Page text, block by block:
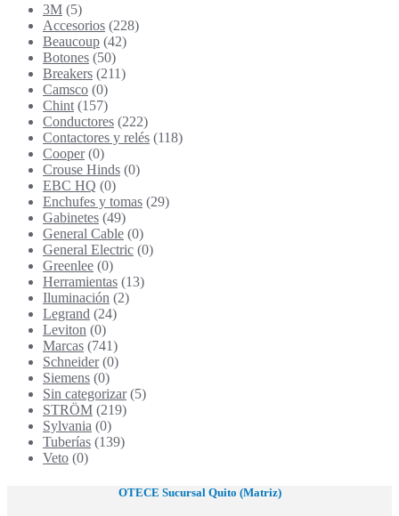
3M (5)
Accesorios (228)
Beaucoup (42)
Botones (50)
Breakers (211)
Camsco (0)
Chint (157)
Conductores (222)
Contactores y relés (118)
Cooper (0)
Crouse Hinds (0)
EBC HQ (0)
Enchufes y tomas (29)
Gabinetes (49)
General Cable (0)
General Electric (0)
Greenlee (0)
Herramientas (13)
Iluminación (2)
Legrand (24)
Leviton (0)
Marcas (741)
Schneider (0)
Siemens (0)
Sin categorizar (5)
STRÖM (219)
Sylvania (0)
Tuberías (139)
Veto (0)
OTECE Sucursal Quito (Matriz)